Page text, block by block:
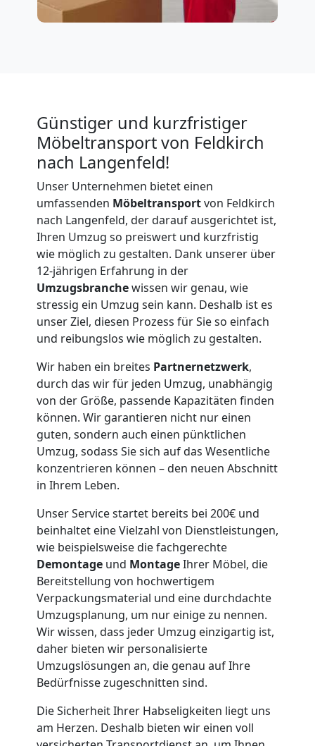
Günstiger und kurzfristiger
Möbeltransport von Feldkirch
nach Langenfeld!
Unser Unternehmen bietet einen
umfassenden Möbeltransportvon Feldkirch
nach Langenfeld, der darauf ausgerichtet ist,
Ihren Umzug so preiswert und kurzfristig
wie möglich zu gestalten. Dank unserer über
12-jährigen Erfahrung in der
Umzugsbranchewissen wir genau, wie
stressig ein Umzug sein kann. Deshalb ist es
unser Ziel, diesen Prozess für Sie so einfach
und reibungslos wie möglich zu gestalten.
Wir haben ein breites Partnernetzwerk,
durch das wir für jeden Umzug, unabhängig
von der Größe, passende Kapazitäten finden
können. Wir garantieren nicht nur einen
guten, sondern auch einen pünktlichen
Umzug, sodass Sie sich auf das Wesentliche
konzentrieren können – den neuen Abschnitt
in Ihrem Leben.
Unser Service startet bereits bei 200€ und
beinhaltet eine Vielzahl von Dienstleistungen,
wie beispielsweise die fachgerechte
Demontage und MontageIhrer Möbel, die
Bereitstellung von hochwertigem
Verpackungsmaterial und eine durchdachte
Umzugsplanung, um nur einige zu nennen.
Wir wissen, dass jeder Umzug einzigartig ist,
daher bieten wir personalisierte
Umzugslösungen an, die genau auf Ihre
Bedürfnisse zugeschnitten sind.
Die Sicherheit Ihrer Habseligkeiten liegt uns
am Herzen. Deshalb bieten wir einen voll
Umzugshelfer
Feldkirch
Möbeltaxi
Feldkirch
Kleintransport
Feldkirch
Möbelmontage
Feldkirch
Möbeltransport